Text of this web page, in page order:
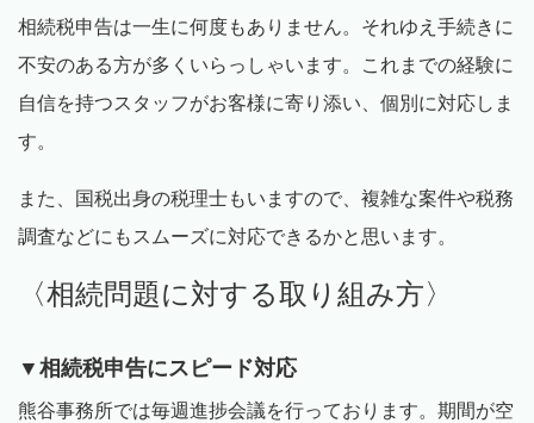
相続税申告は一生に何度もありません。それゆえ手続きに
不安のある方が多くいらっしゃいます。これまでの経験に
自信を持つスタッフがお客様に寄り添い、個別に対応しま
す。
また、国税出身の税理士もいますので、複雑な案件や税務
調査などにもスムーズに対応できるかと思います。
〈相続問題に対する取り組み方〉
▼相続税申告にスピード対応
熊谷事務所では毎週進捗会議を行っております。期間が空